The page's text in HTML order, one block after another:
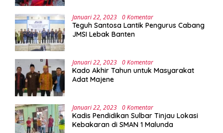
Januari 22, 2023 0 Komentar
Teguh Santosa Lantik Pengurus Cabang
JMSI Lebak Banten
Januari 22, 2023 0 Komentar
Kado Akhir Tahun untuk Masyarakat
Adat Majene
Januari 22, 2023 0 Komentar
Kadis Pendidikan Sulbar Tinjau Lokasi
Kebakaran di SMAN 1 Malunda